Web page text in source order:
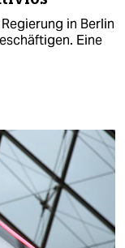
in Berlin
Eine